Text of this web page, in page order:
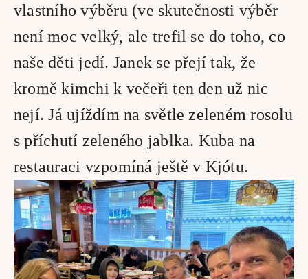
vlastního výběru (ve skutečnosti výběr
není moc velký, ale trefil se do toho, co
naše děti jedí. Janek se přejí tak, že
kromě kimchi k večeři ten den už nic
nejí. Já ujíždím na světle zeleném rosolu
s příchutí zeleného jablka. Kuba na
restauraci vzpomíná ještě v Kjótu.